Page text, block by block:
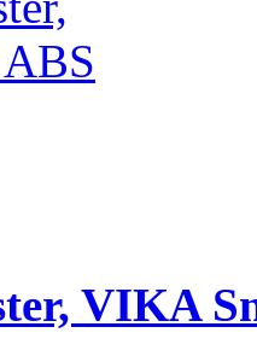
VIKA